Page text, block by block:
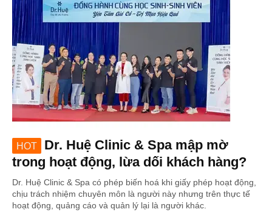
HOT
Dr. Huệ Clinic & Spa mập mờ
trong hoạt động, lừa dối khách hàng?
Dr. Huệ Clinic & Spa có phép biến hoá khi giấy phép hoạt động,
chịu trách nhiệm chuyên môn là người này nhưng trên thực tế
hoạt động, quảng cáo và quản lý lại là người khác.